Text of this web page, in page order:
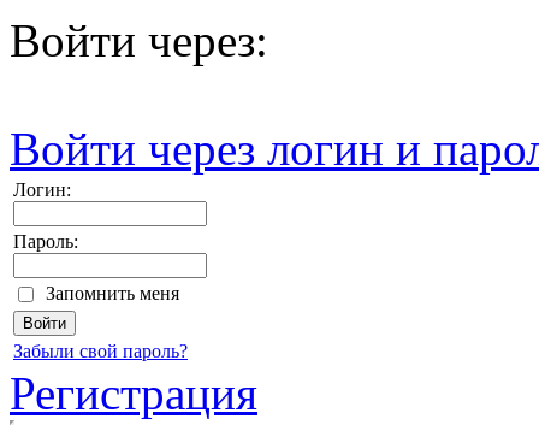
Войти через:
Войти через логин и
Логин:
Пароль:
Запомнить меня
Забыли свой пароль?
Регистрация